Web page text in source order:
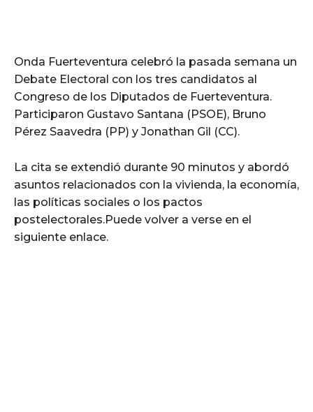
Onda Fuerteventura celebró la pasada semana un
Debate Electoral con los tres candidatos al
Congreso de los Diputados de Fuerteventura.
Participaron Gustavo Santana (PSOE), Bruno
Pérez Saavedra (PP) y Jonathan Gil (CC).
La cita se extendió durante 90 minutos y abordó
asuntos relacionados con la vivienda, la economía,
las políticas sociales o los pactos
postelectorales.Puede volver a verse en el
siguiente enlace.